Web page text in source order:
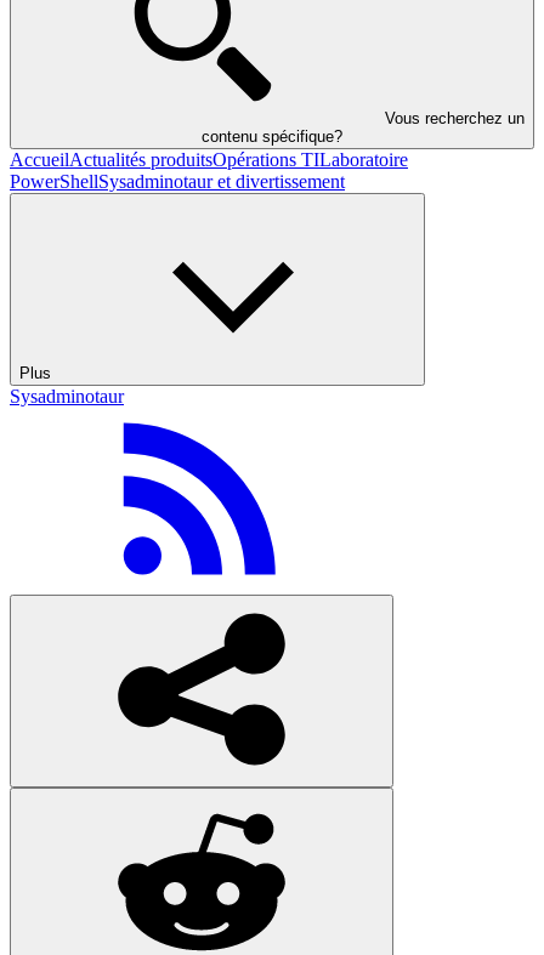
Vous recherchez un
contenu spécifique?
AccueilActualités produitsOpérations TILaboratoire
PowerShellSysadminotaur et divertissement
Plus
Sysadminotaur